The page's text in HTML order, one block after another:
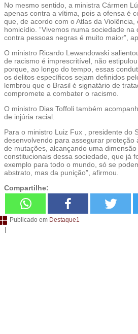
No mesmo sentido, a ministra Cármen
apenas contra a vítima, pois a ofensa é
que, de acordo com o Atlas da
homicídio. “Vivemos numa sociedade
contra pessoas negras é muito maior”,
O ministro Ricardo Lewandowski
de racismo é imprescritível, não
porque, ao longo do tempo, essas
os delitos específicos sejam definidos
lembrou que o Brasil é signatário de
compromete a combater o racismo.
O ministro Dias Toffoli também
de injúria racial.
Para o ministro Luiz Fux , presidente do
desenvolvendo para assegurar
de mutações, alcançando uma
constitucionais dessa sociedade, que já
exemplo para todo o mundo, só se
abstrato, mas da punição”, afirmou.
Compartilhe:
Publicado em Destaque1
|